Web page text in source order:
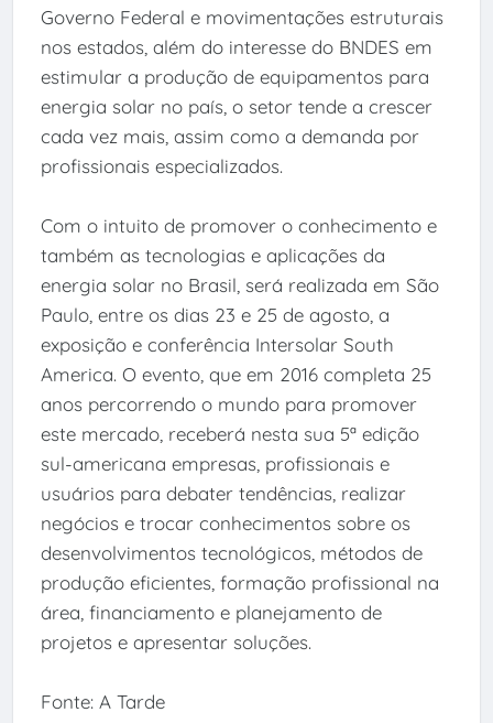
Governo Federal e movimentações estruturais
nos estados, além do interesse do BNDES em
estimular a produção de equipamentos para
energia solar no país, o setor tende a crescer
cada vez mais, assim como a demanda por
profissionais especializados.
Com o intuito de promover o conhecimento e
também as tecnologias e aplicações da
energia solar no Brasil, será realizada em São
Paulo, entre os dias 23 e 25 de agosto, a
exposição e conferência Intersolar South
America. O evento, que em 2016 completa 25
anos percorrendo o mundo para promover
este mercado, receberá nesta sua 5ª edição
sul-americana empresas, profissionais e
usuários para debater tendências, realizar
negócios e trocar conhecimentos sobre os
desenvolvimentos tecnológicos, métodos de
produção eficientes, formação profissional na
área, financiamento e planejamento de
projetos e apresentar soluções.
Fonte: A Tarde